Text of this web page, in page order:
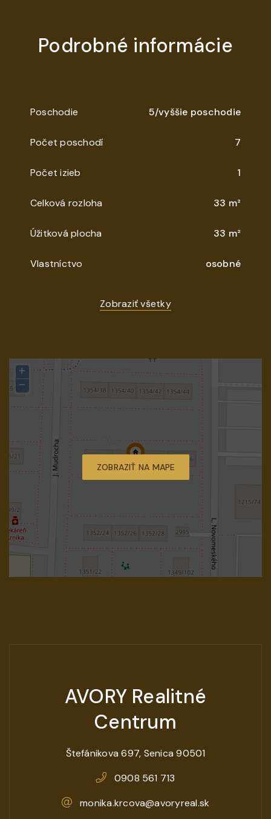
Podrobné informácie
Poschodie 5/vyššie poschodie
Počet poschodí 7
Počet izieb 1
Celková rozloha 33 m²
Úžitková plocha 33 m²
Vlastníctvo osobné
Zobraziť všetky
ZOBRAZIŤ NA MAPE
+
−
AVORY Realitné
Centrum
Štefánikova 697, Senica 90501
0908 561 713
monika.krcova@avoryreal.sk